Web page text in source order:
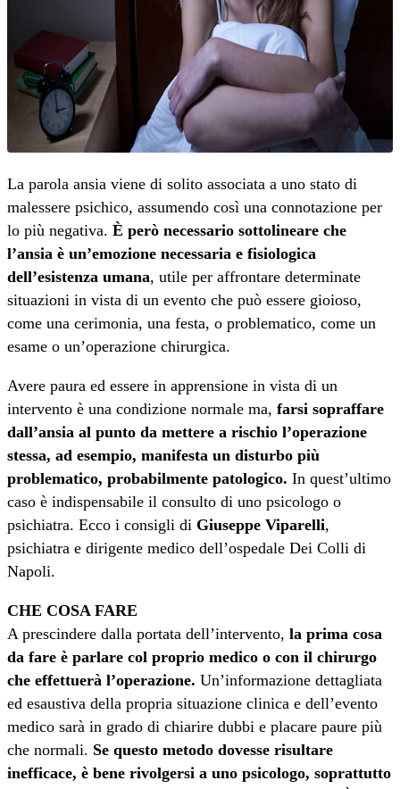
La parola ansia viene di solito associata a uno stato di
malessere psichico, assumendo così una connotazione per
lo più negativa. È però necessario sottolineare che
l’ansia è un’emozione necessaria e fisiologica
dell’esistenza umana, utile per affrontare determinate
situazioni in vista di un evento che può essere gioioso,
come una cerimonia, una festa, o problematico, come un
esame o un’operazione chirurgica.
Avere paura ed essere in apprensione in vista di un
intervento è una condizione normale ma, farsi sopraffare
dall’ansia al punto da mettere a rischio l’operazione
stessa, ad esempio, manifesta un disturbo più
problematico, probabilmente patologico. In quest’ultimo
caso è indispensabile il consulto di uno psicologo o
psichiatra. Ecco i consigli di Giuseppe Viparelli,
psichiatra e dirigente medico dell’ospedale Dei Colli di
Napoli.
CHE COSA FARE
A prescindere dalla portata dell’intervento, la prima cosa
da fare è parlare col proprio medico o con il chirurgo
che effettuerà l’operazione. Un’informazione dettagliata
ed esaustiva della propria situazione clinica e dell’evento
medico sarà in grado di chiarire dubbi e placare paure più
che normali. Se questo metodo dovesse risultare
inefficace, è bene rivolgersi a uno psicologo, soprattutto